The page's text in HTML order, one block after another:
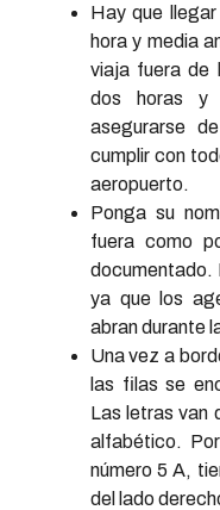
Hay que
hora y media
viaja fuera de
dos horas y
asegurarse
cumplir con
aeropuerto.
Ponga su
fuera como
documentado.
ya que los
abran durante
Una vez a
las filas se
Las letras van
alfabético.
número 5 A,
del lado